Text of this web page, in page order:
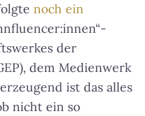
noch ein
der
dem Medienwerk
ist das alles
nicht ein so